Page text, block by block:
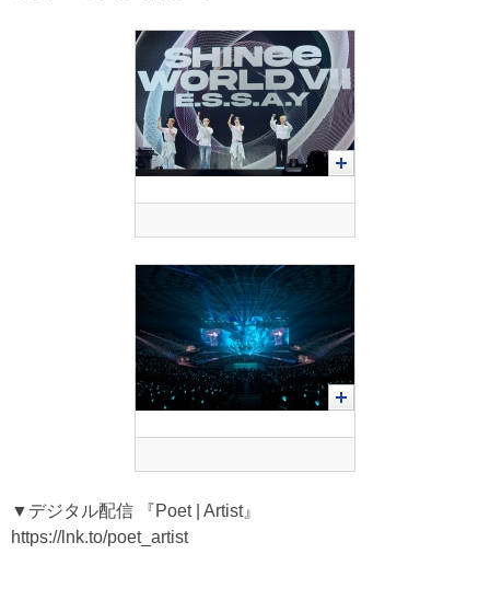
▼デジタル配信 『Poet | Artist』
https://lnk.to/poet_artist